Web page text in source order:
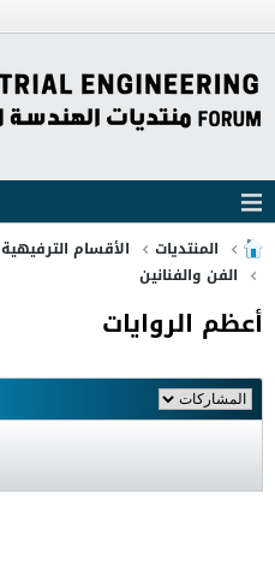
المنتديات الأقسام الترفيهية
الفن والفنانين
أعظم الروايات